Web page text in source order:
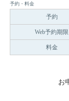
予約・料金
予約
Web予約期限
料金
お